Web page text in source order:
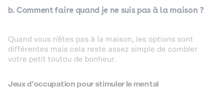
b. Comment faire quand je ne suis pas à la maison ?
Quand vous n'êtes pas à la maison, les options sont
différentes mais cela reste assez simple de combler
votre petit toutou de bonheur.
Jeux d'occupation pour stimuler le mental